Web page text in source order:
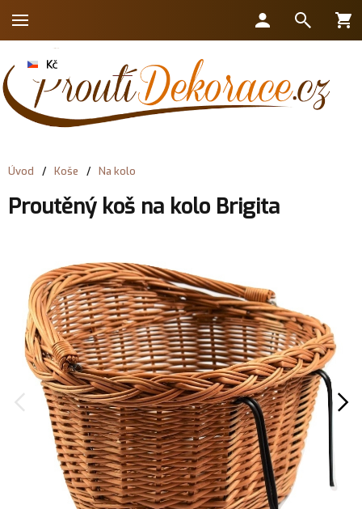
Úvod / Koše / Na kolo
Proutěný koš na kolo Brigita